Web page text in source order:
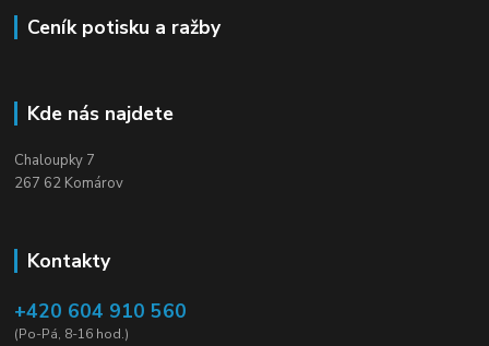
Ceník potisku a ražby
Kde nás najdete
Chaloupky 7
267 62 Komárov
Kontakty
+420 604 910 560
(Po-Pá, 8-16 hod.)